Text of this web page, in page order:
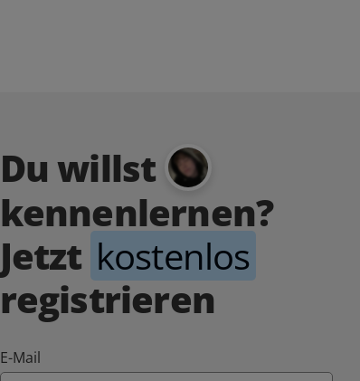
Du willst
kennenlernen?
Jetzt kostenlos
registrieren
E-Mail